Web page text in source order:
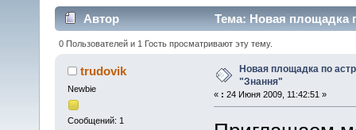
Автор Тема: Новая площадка
0 Пользователей и 1 Гость просматривают эту тему.
trudovik
Newbie
Сообщений: 1
Новая площадка по
"Знання"
« : 24 Июня 2009, 11:42:51 »